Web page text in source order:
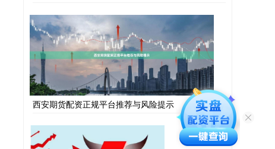
西安期货配资正规平台推荐与风险提示